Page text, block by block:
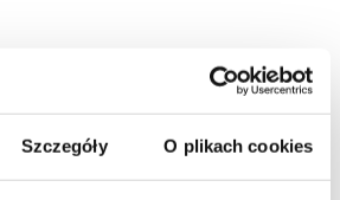
Szczegóły O plikach cookies